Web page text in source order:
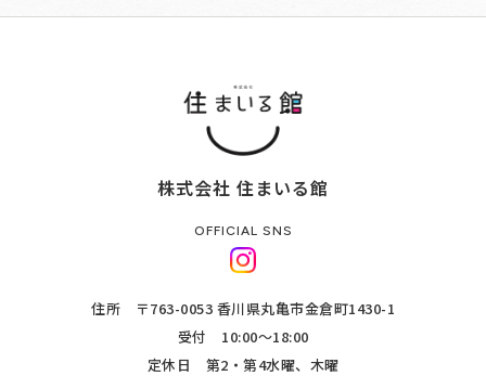
株式会社 住まいる館
OFFICIAL SNS
住所 〒763-0053 香川県丸亀市金倉町1430-1
受付 10:00～18:00
定休日 第2・第4水曜、木曜